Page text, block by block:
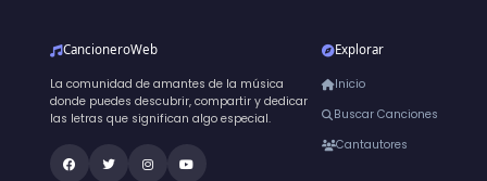
CancioneroWeb
La comunidad de amantes de la música
donde puedes descubrir, compartir y dedicar
las letras que significan algo especial.
Explorar
Inicio
Buscar Canciones
Cantautores